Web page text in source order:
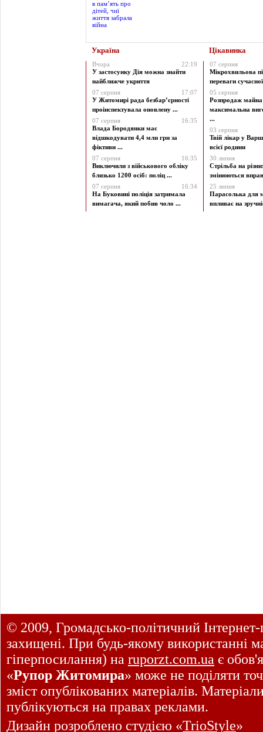
Україна Цікавинка
Вчора
22:19
У застосунку Дія можна знайти
найближче укриття
07 серпня
17:07
У Житомирі рада безбар’єрності
проінспектувала оновлену ...
07 серпня
16:35
Влада Бородянки має
відшкодувати 4,4 млн грн за
фіктивн ...
07 серпня
16:35
Виключили з військового обліку
близько 1200 осіб: поліц ...
07 серпня
16:34
На Буковині поліція затримала
вимагача, який побив чоло ...
07 серпня
Мікрохвильова
переваги
05 серпня
Розпродаж майна
максимальна
...
03 серпня
Твій лікар у
всієї родини
30 липня
Стрільба на
змінюються
25 липня
Парасолька для
впливає на
© 2009, Громадсько-політичний
захищені. При будь-якому використанні
гіперпосилання) на ruporzt.com.ua є
«Рупор Житомира» може не поділяти
зміст опублікованих матеріалів.
публікуються на правах реклами.
Дизайн розроблено студією «TrioStyle»